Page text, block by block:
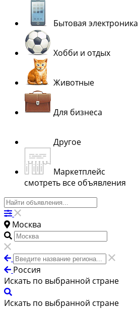
Бытовая электроника
Хобби и отдых
Животные
Для бизнеса
Другое
Маркетплейс
смотреть все объявления
Москва
Россия
Искать по выбранной стране
Искать по выбранной стране